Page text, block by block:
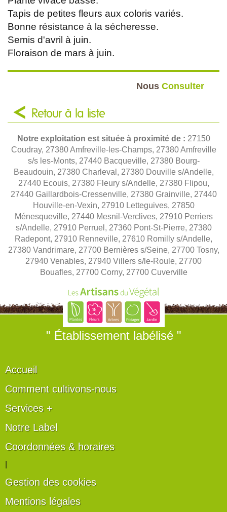
Tapis de petites fleurs aux coloris variés.
Bonne résistance à la sécheresse.
Semis d'avril à juin.
Floraison de mars à juin.
Nous Consulter
Retour à la liste
Notre exploitation est située à proximité de : 27150
Coudray, 27380 Amfreville-les-Champs, 27380 Amfreville
s/s les-Monts, 27440 Bacqueville, 27380 Bourg-
Beaudouin, 27380 Charleval, 27380 Douville s/Andelle,
27440 Ecouis, 27380 Fleury s/Andelle, 27380 Flipou,
27440 Gaillardbois-Cressenville, 27380 Grainville, 27440
Houville-en-Vexin, 27910 Letteguives, 27850
Ménesqueville, 27440 Mesnil-Verclives, 27910 Perriers
s/Andelle, 27910 Perruel, 27360 Pont-St-Pierre, 27380
Radepont, 27910 Renneville, 27610 Romilly s/Andelle,
27380 Vandrimare, 27700 Bernières s/Seine, 27700 Tosny,
27940 Venables, 27940 Villers s/le-Roule, 27700
Bouafles, 27700 Corny, 27700 Cuverville
" Établissement labélisé "
Accueil
Comment cultivons-nous
Services +
Notre Label
Coordonnées & horaires
Gestion des cookies
Mentions légales